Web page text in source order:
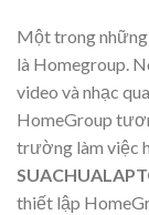
Một trong
là Homegroup.
video và nhạc
HomeGroup
trường làm việc
thiết lập